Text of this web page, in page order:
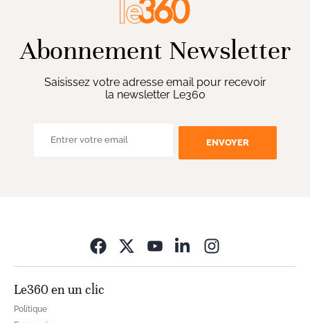
Abonnement Newsletter
Saisissez votre adresse email pour recevoir
la newsletter Le360
ENVOYER
Le360 en un clic
Politique